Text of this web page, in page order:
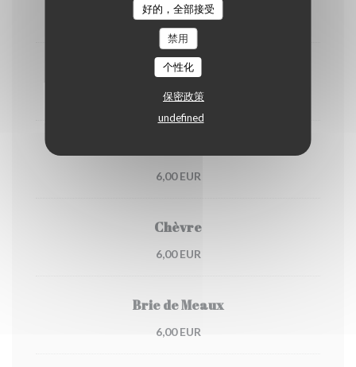
好的，全部接受
禁用
个性化
保密政策
undefined
6,00 EUR
Saint Nectaire
6,00 EUR
6,00 EUR
Chèvre
6,00 EUR
Brie de Meaux
6,00 EUR